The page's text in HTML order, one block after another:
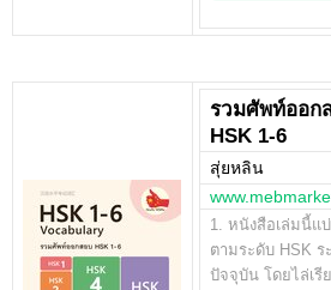
รวมศัพท์ออก
HSK 1-6
สุ่ยหลิน
1. หนังสือเล่มนี้แ
ตามระดับ HSK ร
ปัจจุบัน โดยไล่เรี